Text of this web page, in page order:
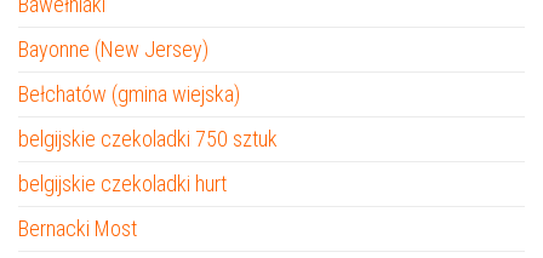
Bayonne (New Jersey)
Bełchatów (gmina wiejska)
belgijskie czekoladki 750 sztuk
belgijskie czekoladki hurt
Bernacki Most